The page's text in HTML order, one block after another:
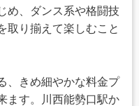
め、ダンス系や格闘技
取り揃えて楽しむこと
、きめ細やかな料金プ
ます。川西能勢口駅か